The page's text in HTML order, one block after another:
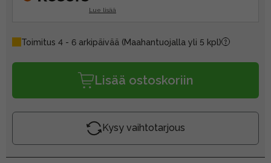
Lue lisää
Toimitus 4 - 6 arkipäivää (Maahantuojalla yli 5 kpl)
Lisää ostoskoriin
Kysy vaihtotarjous